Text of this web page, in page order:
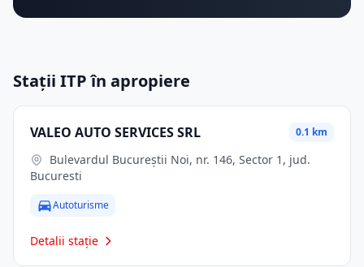
Stații ITP în apropiere
VALEO AUTO SERVICES SRL 0.1 km
Bucuresti
Autoturisme
Detalii stație